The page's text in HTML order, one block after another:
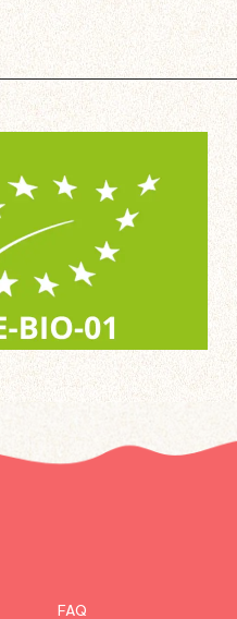
FAQ